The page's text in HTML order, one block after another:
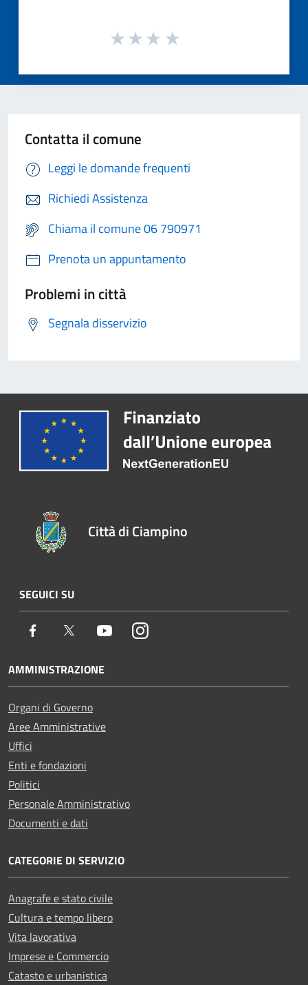
Contatta il comune
Leggi le domande frequenti
Richiedi Assistenza
Chiama il comune 06 790971
Prenota un appuntamento
Problemi in città
Segnala disservizio
Città di Ciampino
SEGUICI SU
Facebook Twitter YoutubeInstagram
AMMINISTRAZIONE
Organi di Governo
Aree Amministrative
Uffici
Enti e fondazioni
Politici
Personale Amministrativo
Documenti e dati
CATEGORIE DI SERVIZIO
Anagrafe e stato civile
Cultura e tempo libero
Vita lavorativa
Imprese e Commercio
Catasto e urbanistica